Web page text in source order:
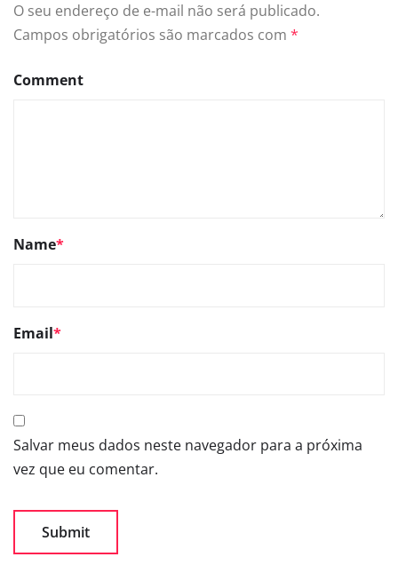
O seu endereço de e-mail não será publicado.
Campos obrigatórios são marcados com *
Comment
Name*
Email*
Salvar meus dados neste navegador para a próxima
vez que eu comentar.